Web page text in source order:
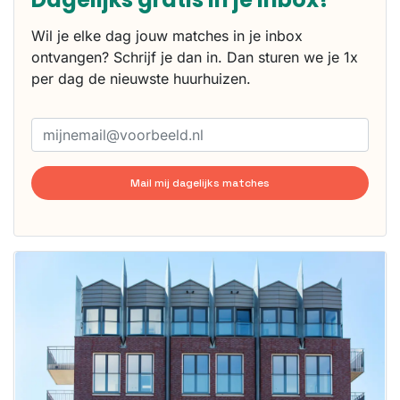
Wil je elke dag jouw matches in je inbox
ontvangen? Schrijf je dan in. Dan sturen we je 1x
per dag de nieuwste huurhuizen.
Mail mij dagelijks matches
Deze woning
waarschijnlijk
al verhuurd
Om kans te
maken moet je
binnen 15
minuten
Stekkies helpt